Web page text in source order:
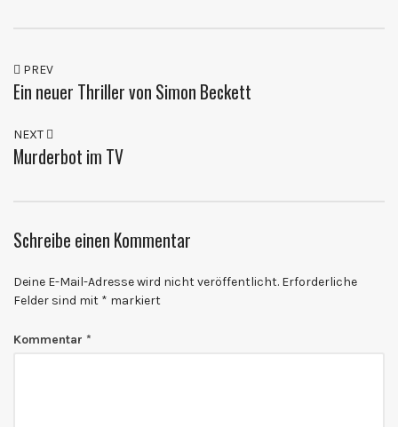
PREV
Ein neuer Thriller von Simon Beckett
NEXT
Murderbot im TV
Schreibe einen Kommentar
Deine E-Mail-Adresse wird nicht veröffentlicht. Erforderliche
Felder sind mit * markiert
Kommentar *